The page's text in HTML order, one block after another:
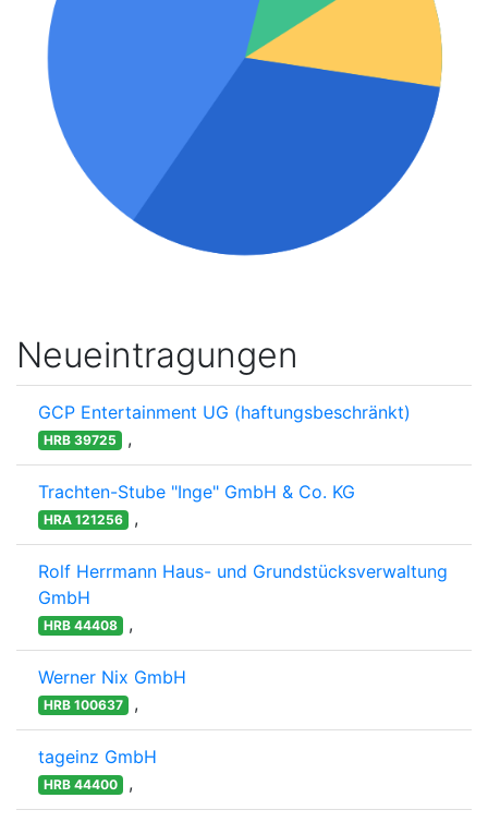
Neueintragungen
GCP Entertainment UG (haftungsbeschränkt)
HRB 39725 ,
Trachten-Stube "Inge" GmbH & Co. KG
HRA 121256 ,
Rolf Herrmann Haus- und Grundstücksverwaltung
GmbH
HRB 44408 ,
Werner Nix GmbH
HRB 100637 ,
tageinz GmbH
HRB 44400 ,